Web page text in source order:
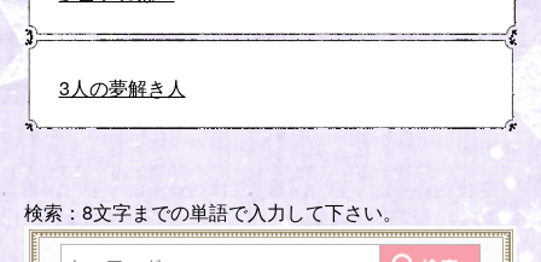
3人の夢解き人
検索：8文字までの単語で入力して下さい。